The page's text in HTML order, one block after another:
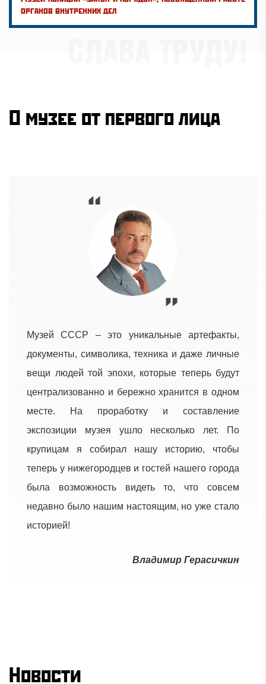
органов внутренних дел
О музее от первого лица
Музей СССР – это уникальные артефакты,
документы, символика, техника и даже личные
вещи людей той эпохи, которые теперь будут
централизованно и бережно хранится в одном
месте. На проработку и составление
экспозиции музея ушло несколько лет. По
крупицам я собирал нашу историю, чтобы
теперь у нижегородцев и гостей нашего города
была возможность видеть то, что совсем
недавно было нашим настоящим, но уже стало
историей!
Владимир Герасичкин
Новости